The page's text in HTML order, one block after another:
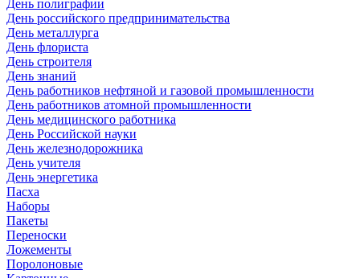
День полиграфии
День российского предпринимательства
День металлурга
День флориста
День строителя
День знаний
День работников нефтяной и газовой промышленности
День работников атомной промышленности
День медицинского работника
День Российской науки
День железнодорожника
День учителя
День энергетика
Пасха
Наборы
Пакеты
Переноски
Ложементы
Поролоновые